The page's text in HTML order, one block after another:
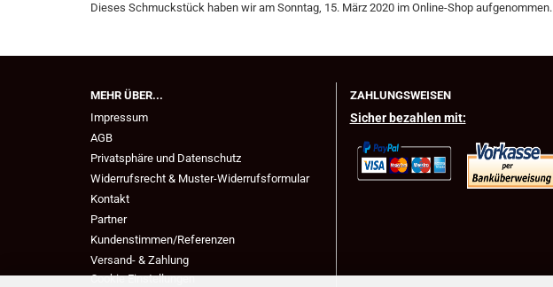
Dieses Schmuckstück haben wir am Sonntag, 15. März 2020 im Online-Shop aufgenommen.
MEHR ÜBER...
Impressum
AGB
Privatsphäre und Datenschutz
Widerrufsrecht & Muster-Widerrufsformular
Kontakt
Partner
Kundenstimmen/Referenzen
Versand- & Zahlung
Cookie Einstellungen
ZAHLUNGSWEISEN
Sicher bezahlen mit: